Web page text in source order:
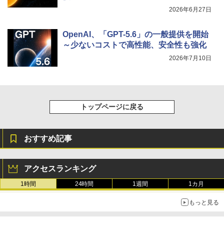
2026年6月27日
OpenAI、「GPT-5.6」の一般提供を開始
～少ないコストで高性能、安全性も強化
2026年7月10日
トップページに戻る
おすすめ記事
アクセスランキング
1時間 24時間 1週間 1カ月
もっと見る